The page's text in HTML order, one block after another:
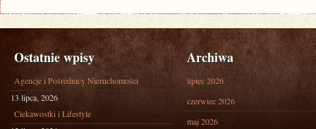
Ostatnie wpisy
Agencje i Pośrednicy Nieruchomości
13 lipca, 2026
Ciekawostki i Lifestyle
Archiwa
lipiec 2026
czerwiec 2026
maj 2026